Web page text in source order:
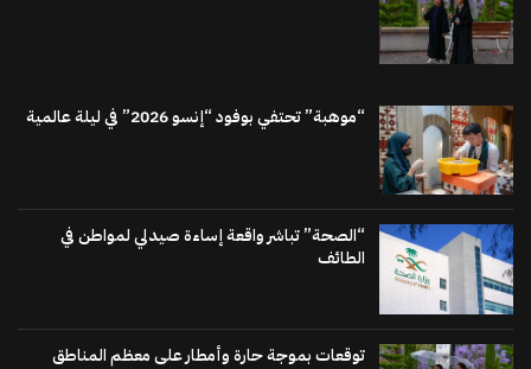
“موهبة” تحتفي بوفود “إنسو 2026” في ليلة عالمية
“الصحة” تباشر واقعة إساءة صيدلي لمواطن في
الطائف
توقعات بموجة حارة وأمطار على معظم المناطق